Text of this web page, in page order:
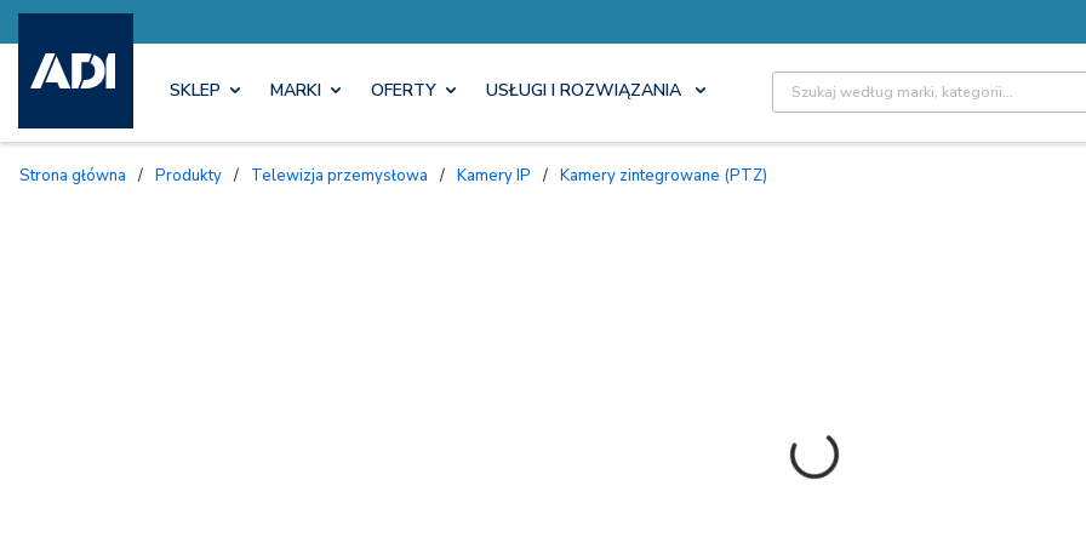
SKLEP MARKI OFERTY USŁUGI I ROZWIĄZANIA Site Search
Strona główna / Produkty / Telewizja przemysłowa / Kamery IP / Kamery zintegrowane (PTZ)